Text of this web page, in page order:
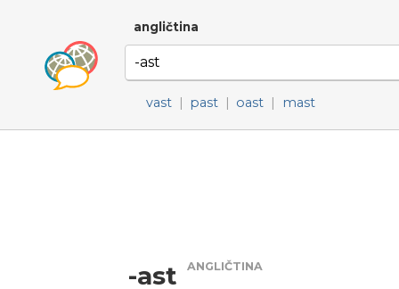
angličtina
vast | past | oast | mast
-ast ANGLIČTINA